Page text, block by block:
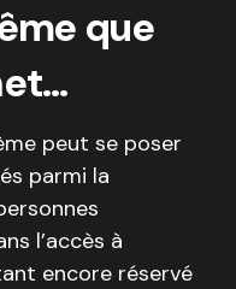
que
peut se poser
parmi la
l’accès à
encore réservé